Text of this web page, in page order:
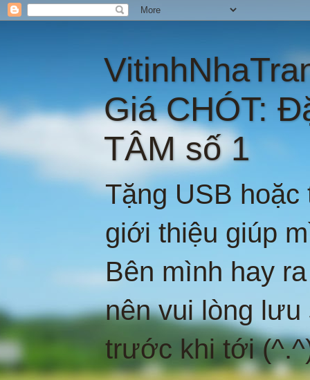
Giá CHÓT:
TÂM số 1
Tặng USB
giới thiệu giúp
Bên mình hay
nên vui lòng lưu
trước khi tới